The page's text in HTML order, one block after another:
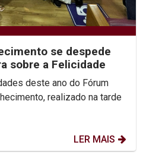
se despede
sobre a Felicidade
deste ano do Fórum
realizado na tarde
LER MAIS